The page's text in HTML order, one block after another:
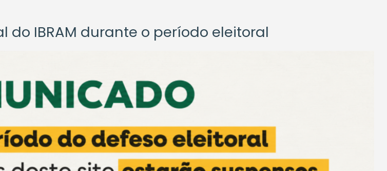
IBRAM durante o período eleitoral